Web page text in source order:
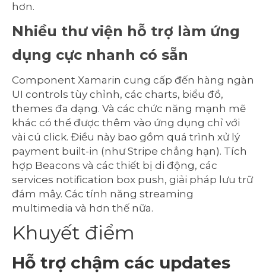
hơn.
Nhiều thư viện hỗ trợ làm ứng
dụng cực nhanh có sẵn
Component Xamarin cung cấp đến hàng ngàn
UI controls tùy chỉnh, các charts, biểu đồ,
themes đa dạng. Và các chức năng mạnh mẽ
khác có thể được thêm vào ứng dụng chỉ với
vài cú click. Điều này bao gồm quá trình xử lý
payment built-in (như Stripe chẳng hạn). Tích
hợp Beacons và các thiết bị di động, các
services notification box push, giải pháp lưu trữ
đám mây. Các tính năng streaming
multimedia và hơn thế nữa.
Khuyết điểm
Hỗ trợ chậm các updates